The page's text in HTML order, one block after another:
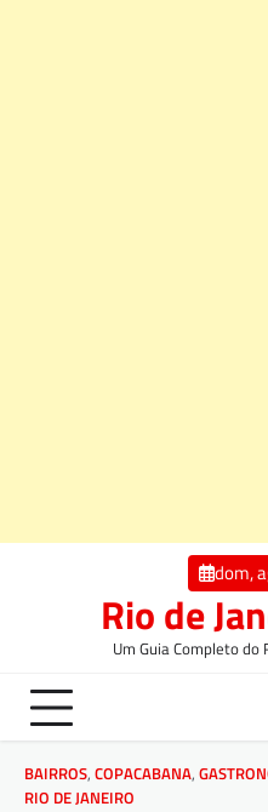
dom,
Rio de
Um Guia Completo do
BAIRROS, COPACABANA,
RIO DE JANEIRO